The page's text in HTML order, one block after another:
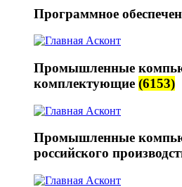
Программное
Промышленные
комплектующие (6153)
Промышленные
российского